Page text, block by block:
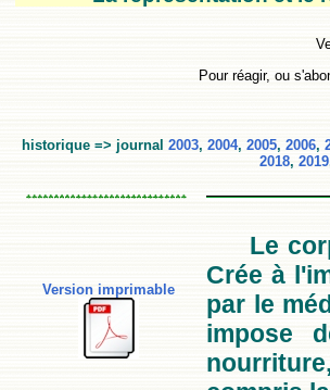
Pour réagir, ou
historique => journal 2003, 2004, 2005, 2006,
2018, 2019
Version imprimable
Le
Crée à
par le
impose